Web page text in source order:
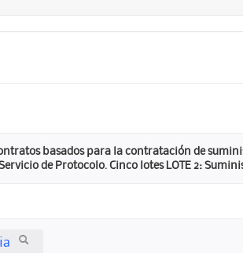
basados para la contratación de
de Protocolo. Cinco lotes LOTE 2: